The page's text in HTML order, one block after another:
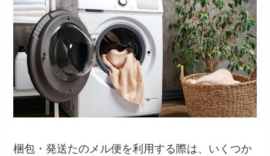
梱包・発送たのメル便を利用する際は、いくつか